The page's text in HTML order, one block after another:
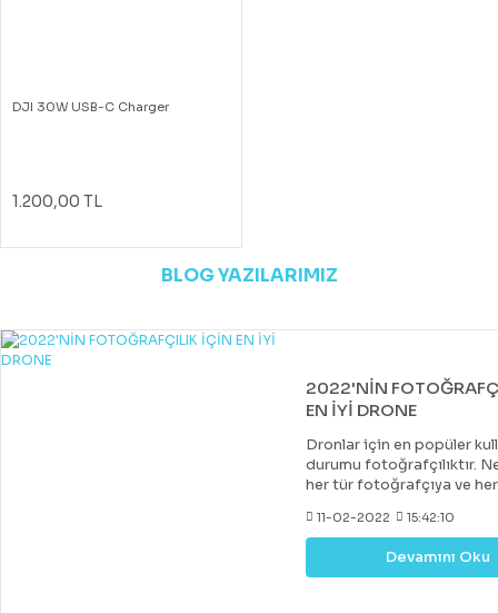
DJI 30W USB-C Charger
1.200,00 TL
BLOG YAZILARIMIZ
2022'NİN
EN İYİ DRONE
Dronlar için en popüler
durumu fotoğrafçılıktır.
her tür fotoğrafçıya ve
drone, DJI tarafından
diğer markalar tarafından
değerli rakipler de vardır.
Devamını Oku
11-02-2022 15:42:10